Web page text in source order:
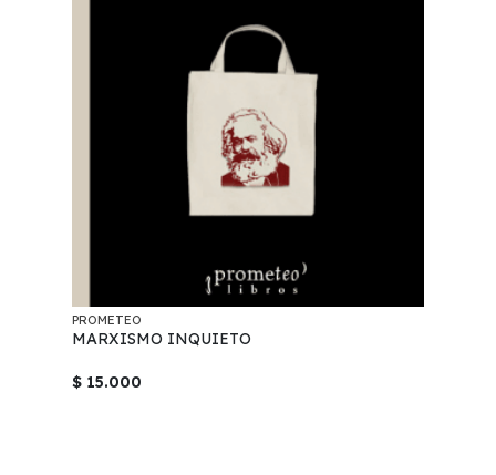
PROMETEO
MARXISMO INQUIETO
$ 15.000